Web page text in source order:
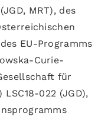
MRT), des
EU-Programms
Curie-
für
022 (JGD),